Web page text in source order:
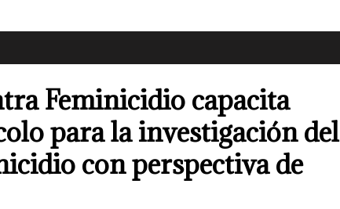
Feminicidio capacita
para la investigación del
con perspectiva de